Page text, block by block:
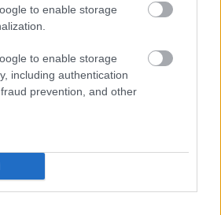
to enable storage
to enable storage
including authentication
prevention, and other
ANDREY SANTOSRÓL